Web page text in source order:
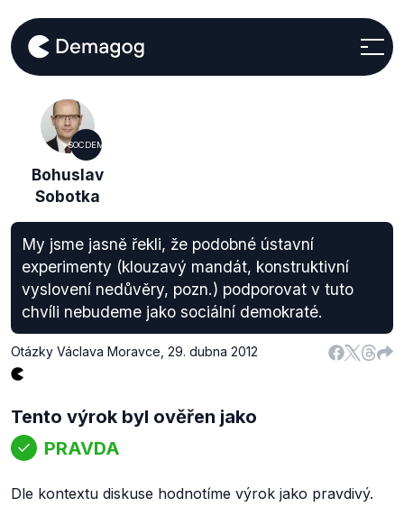
SOCDEM
Bohuslav
Sobotka
My jsme jasně řekli, že podobné ústavní
experimenty (klouzavý mandát, konstruktivní
vyslovení nedůvěry, pozn.) podporovat v tuto
chvíli nebudeme jako sociální demokraté.
Otázky Václava Moravce 29. dubna 2012
Tento výrok byl ověřen jako
PRAVDA
Dle kontextu diskuse hodnotíme výrok jako pravdivý.